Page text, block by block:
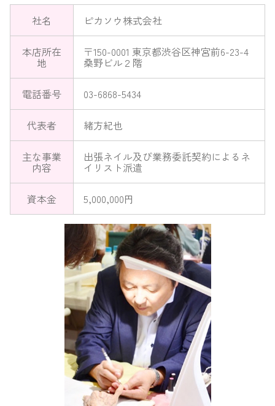
社名 ピカソウ株式会社
本店所在
地
〒150-0001 東京都渋谷区神宮前6-23-4
桑野ビル２階
電話番号 03-6868-5434
代表者 緒方紀也
主な事業
内容
出張ネイル及び業務委託契約によるネ
イリスト派遣
資本金 5,000,000円